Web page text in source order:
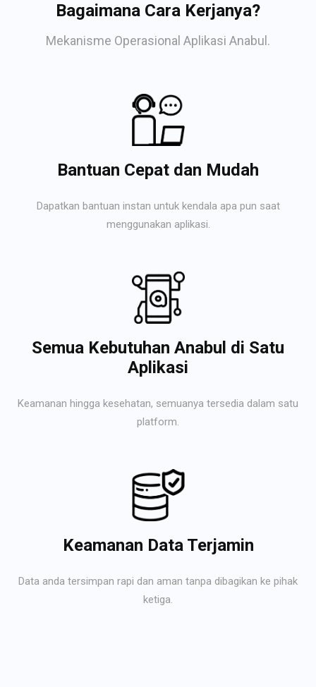
Bagaimana Cara Kerjanya?
Mekanisme Operasional Aplikasi Anabul.
Bantuan Cepat dan Mudah
Dapatkan bantuan instan untuk kendala apa pun saat
menggunakan aplikasi.
Semua Kebutuhan Anabul di Satu
Aplikasi
Keamanan hingga kesehatan, semuanya tersedia dalam satu
platform.
Keamanan Data Terjamin
Data anda tersimpan rapi dan aman tanpa dibagikan ke pihak
ketiga.